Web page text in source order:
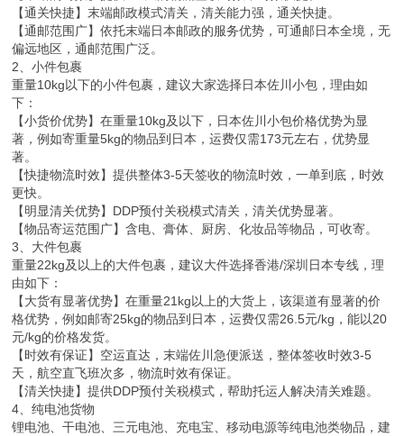
【通关快捷】末端邮政模式清关，清关能力强，通关快捷。
【通邮范围广】依托末端日本邮政的服务优势，可通邮日本全境，无
偏远地区，通邮范围广泛。
2、小件包裹
重量10kg以下的小件包裹，建议大家选择日本佐川小包，理由如
下：
【小货价优势】在重量10kg及以下，日本佐川小包价格优势为显
著，例如寄重量5kg的物品到日本，运费仅需173元左右，优势显
著。
【快捷物流时效】提供整体3-5天签收的物流时效，一单到底，时效
更快。
【明显清关优势】DDP预付关税模式清关，清关优势显著。
【物品寄运范围广】含电、膏体、厨房、化妆品等物品，可收寄。
3、大件包裹
重量22kg及以上的大件包裹，建议大件选择香港/深圳日本专线，理
由如下：
【大货有显著优势】在重量21kg以上的大货上，该渠道有显著的价
格优势，例如邮寄25kg的物品到日本，运费仅需26.5元/kg，能以20
元/kg的价格发货。
【时效有保证】空运直达，末端佐川急便派送，整体签收时效3-5
天，航空直飞班次多，物流时效有保证。
【清关快捷】提供DDP预付关税模式，帮助托运人解决清关难题。
4、纯电池货物
锂电池、干电池、三元电池、充电宝、移动电源等纯电池类物品，建